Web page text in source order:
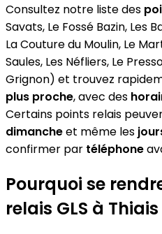
Consultez notre liste des
Savats, Le Fossé Bazin, Les
La Couture du Moulin, Le
Saules, Les Néfliers, Le
Grignon) et trouvez
plus proche, avec des
Certains points relais
dimancheet même les
confirmer par téléphone
Pourquoi se
relais GLS à Thiais